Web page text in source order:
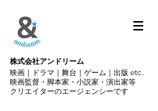
株式会社アンドリーム
映画｜ドラマ｜舞台｜ゲーム｜出版 etc..
映画監督・脚本家・小説家・演出家等
クリエイターのエージェンシーです